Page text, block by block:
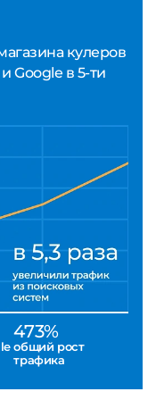
кулеров
Google в 5-ти
473%
общий рост
трафика